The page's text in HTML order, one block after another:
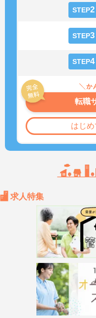
STEP2
STEP3
STEP4
転職
はじ
求人特集